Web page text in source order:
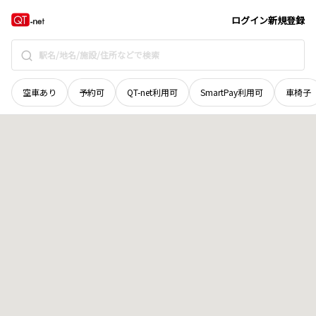
ログイン新規登録
空車あり 予約可 QT-net利用可 SmartPay利用可 車椅子
岩手県